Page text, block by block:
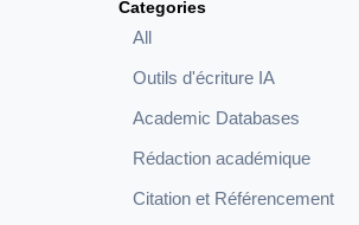
Categories
All
Outils d'écriture IA
Academic Databases
Rédaction académique
Citation et Référencement